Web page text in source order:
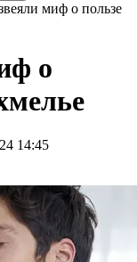
миф о пользе
о
14:45